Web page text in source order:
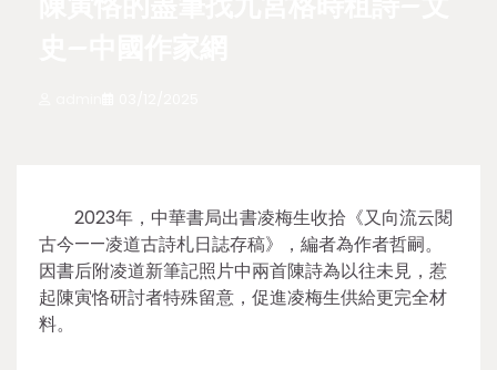
2023年，中華書局出書凌梅生收拾《又向流云閱
古今——凌道古詩札日誌存稿》，編者為作者哲嗣。
因書后附凌道新筆記照片中兩首陳詩為以往未見，惹
起陳寅恪研討者特殊留意，促進凌梅生供給更完全材
料。